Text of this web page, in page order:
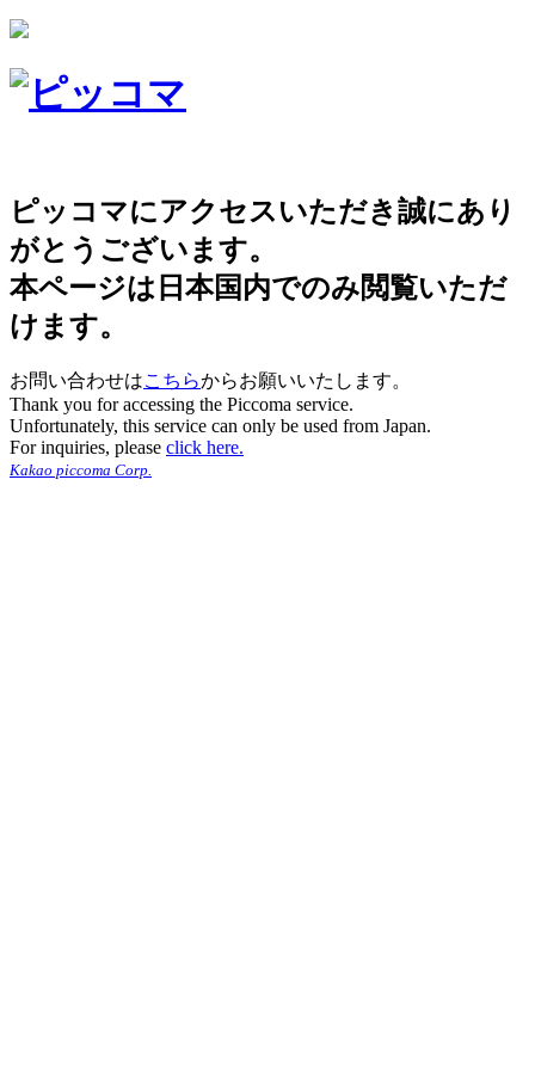
ピッコマにアクセスいただき誠にあり
がとうございます。
本ページは日本国内でのみ閲覧いただ
けます。
お問い合わせはこちらからお願いいたします。
Thank you for accessing the Piccoma service.
Unfortunately, this service can only be used from Japan.
For inquiries, please click here.
Kakao piccoma Corp.